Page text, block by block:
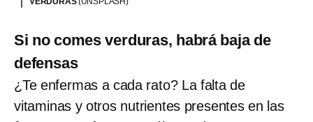
Si no comes verduras, habrá baja de
defensas
¿Te enfermas a cada rato? La falta de
vitaminas y otros nutrientes presentes en las